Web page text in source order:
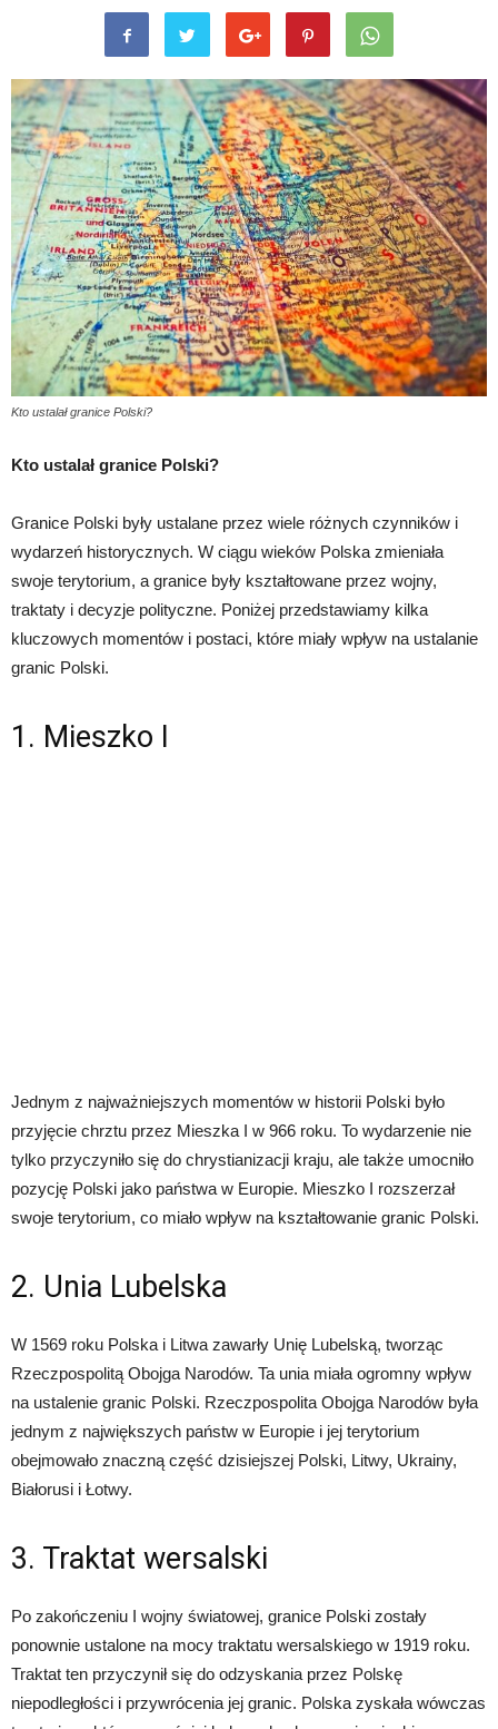
Kto ustalał granice Polski?
Kto ustalał granice Polski?
Granice Polski były ustalane przez wiele różnych czynników i
wydarzeń historycznych. W ciągu wieków Polska zmieniała
swoje terytorium, a granice były kształtowane przez wojny,
traktaty i decyzje polityczne. Poniżej przedstawiamy kilka
kluczowych momentów i postaci, które miały wpływ na ustalanie
granic Polski.
1. Mieszko I
Jednym z najważniejszych momentów w historii Polski było
przyjęcie chrztu przez Mieszka I w 966 roku. To wydarzenie nie
tylko przyczyniło się do chrystianizacji kraju, ale także umocniło
pozycję Polski jako państwa w Europie. Mieszko I rozszerzał
swoje terytorium, co miało wpływ na kształtowanie granic Polski.
2. Unia Lubelska
W 1569 roku Polska i Litwa zawarły Unię Lubelską, tworząc
Rzeczpospolitą Obojga Narodów. Ta unia miała ogromny wpływ
na ustalenie granic Polski. Rzeczpospolita Obojga Narodów była
jednym z największych państw w Europie i jej terytorium
obejmowało znaczną część dzisiejszej Polski, Litwy, Ukrainy,
Białorusi i Łotwy.
3. Traktat wersalski
Po zakończeniu I wojny światowej, granice Polski zostały
ponownie ustalone na mocy traktatu wersalskiego w 1919 roku.
Traktat ten przyczynił się do odzyskania przez Polskę
niepodległości i przywrócenia jej granic. Polska zyskała wówczas